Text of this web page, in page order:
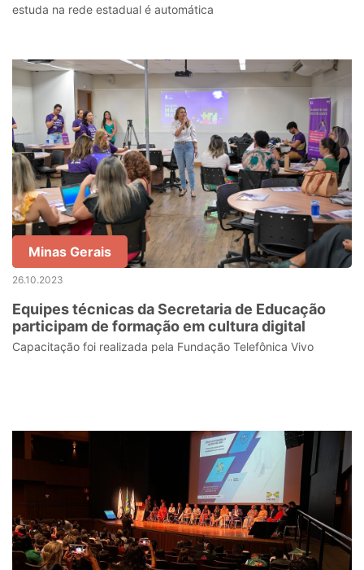
estuda na rede estadual é automática
Minas Gerais
26.10.2023
Equipes técnicas da Secretaria de Educação
participam de formação em cultura digital
Capacitação foi realizada pela Fundação Telefônica Vivo